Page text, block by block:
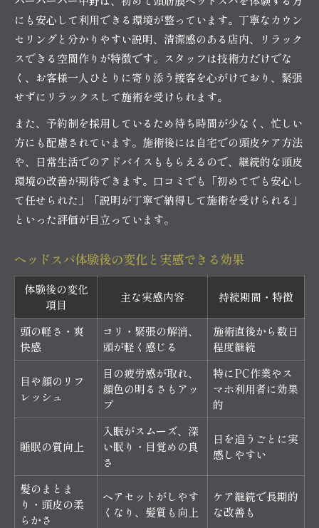
にも安心して利用できる環境が整っています。丁寧なカウン
セリングと分かりやすい説明、清潔感のある店内、リラック
スできる空間作りが特徴です。スタッフは技術力だけでな
く、お客様一人ひとりに寄り添う接客を心がけており、緊張
せずにリラックスして施術を受けられます。
また、予約制を採用しているため待ち時間が少なく、忙しい
方にも配慮されています。施術後には自宅での頭皮ケア方法
や、日常生活でのアドバイスももらえるので、継続的な頭皮
環境の改善が期待できます。口コミでも「初めてでも安心し
て任せられた」「説明が丁寧で納得して施術を受けられる」
といった評価が目立っています。
ヘッドスパ体験後の変化と実感できる効果
体験後の変化
項目
主な実感内容 持続期間・特徴
頭の軽さ・爽
快感
コリ・緊張の解消、
頭が軽く感じる
施術直後から数日
程度継続
目や顔のリフ
レッシュ
目の疲労感が取れ、
顔色の明るさもアッ
プ
特にPC作業やス
マホ利用者に効果
的
睡眠の質向上
入眠がスムーズ、深
い眠り・目覚めの良
さ
日を追うごとに実
感しやすい
髪のまとま
り・頭皮の柔
らかさ
ヘアセットがしやす
くなり、髪質も向上
ケア継続で長期的
な改善も